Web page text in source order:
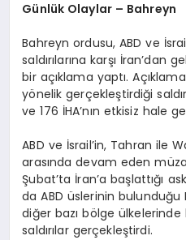
Günlük Olaylar – Bahreyn
Bahreyn ordusu, ABD ve
saldırılarına karşı İran’dan
bir açıklama yaptı.
yönelik gerçekleştirdiği
ve 176 İHA’nın etkisiz hale
ABD ve İsrail’in, Tahran ile
arasında devam eden
Şubat’ta İran’a başlattığı
da ABD üslerinin bulunduğu
diğer bazı bölge
saldırılar gerçekleştirdi.